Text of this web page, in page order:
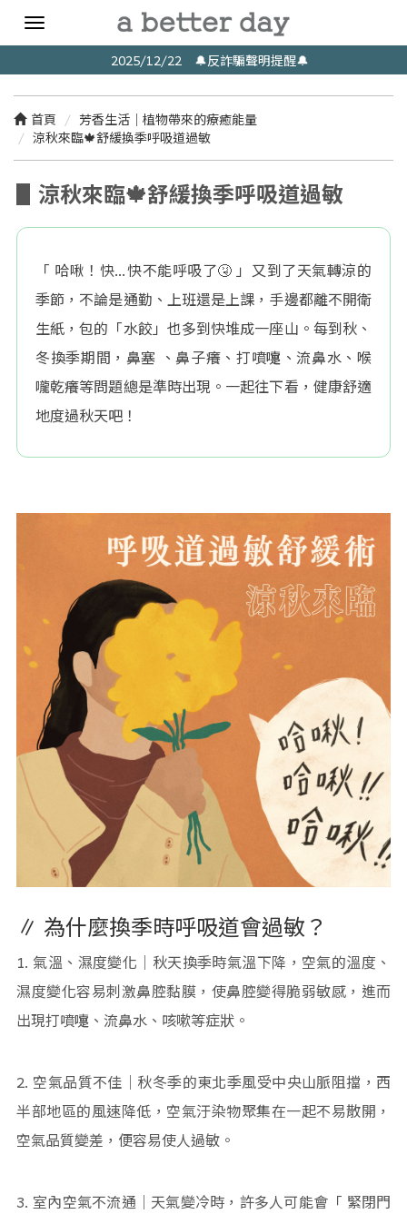
Toggle
navigation
2025/12/22 🔔反詐騙聲明提醒🔔
首頁
芳香生活｜植物帶來的療癒能量
涼秋來臨🍁舒緩換季呼吸道過敏
▋涼秋來臨🍁舒緩換季呼吸道過敏
「 哈啾！快…快不能呼吸了🤧 」又到了天氣轉涼的
季節，不論是通勤、上班還是上課，手邊都離不開衛
生紙，包的「水餃」也多到快堆成一座山。每到秋、
冬換季期間，鼻塞 、鼻子癢、打噴嚏、流鼻水、喉
嚨乾癢等問題總是準時出現。一起往下看，健康舒適
地度過秋天吧！
∥ 為什麼換季時呼吸道會過敏？
1. 氣溫、濕度變化｜秋天換季時氣溫下降，空氣的溫度、
濕度變化容易刺激鼻腔黏膜，使鼻腔變得脆弱敏感，進而
出現打噴嚏、流鼻水、咳嗽等症狀。
2. 空氣品質不佳｜秋冬季的東北季風受中央山脈阻擋，西
半部地區的風速降低，空氣汙染物聚集在一起不易散開，
空氣品質變差，便容易使人過敏。
3. 室內空氣不流通｜天氣變冷時，許多人可能會「 緊閉門